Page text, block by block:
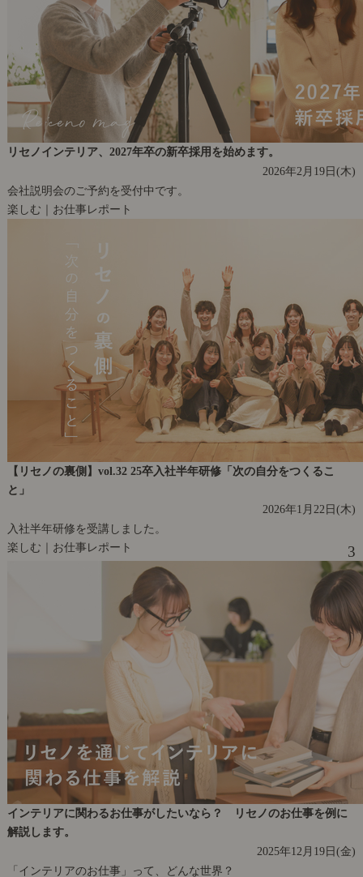
リセノインテリア、2027年卒の新卒採用を始めます。
2026年2月19日(木)
会社説明会のご予約を受付中です。
楽しむ｜お仕事レポート
【リセノの裏側】vol.32 25卒入社半年研修「次の自分をつくるこ
と」
2026年1月22日(木)
入社半年研修を受講しました。
楽しむ｜お仕事レポート
3
インテリアに関わるお仕事がしたいなら？ リセノのお仕事を例に
解説します。
2025年12月19日(金)
「インテリアのお仕事」って、どんな世界？